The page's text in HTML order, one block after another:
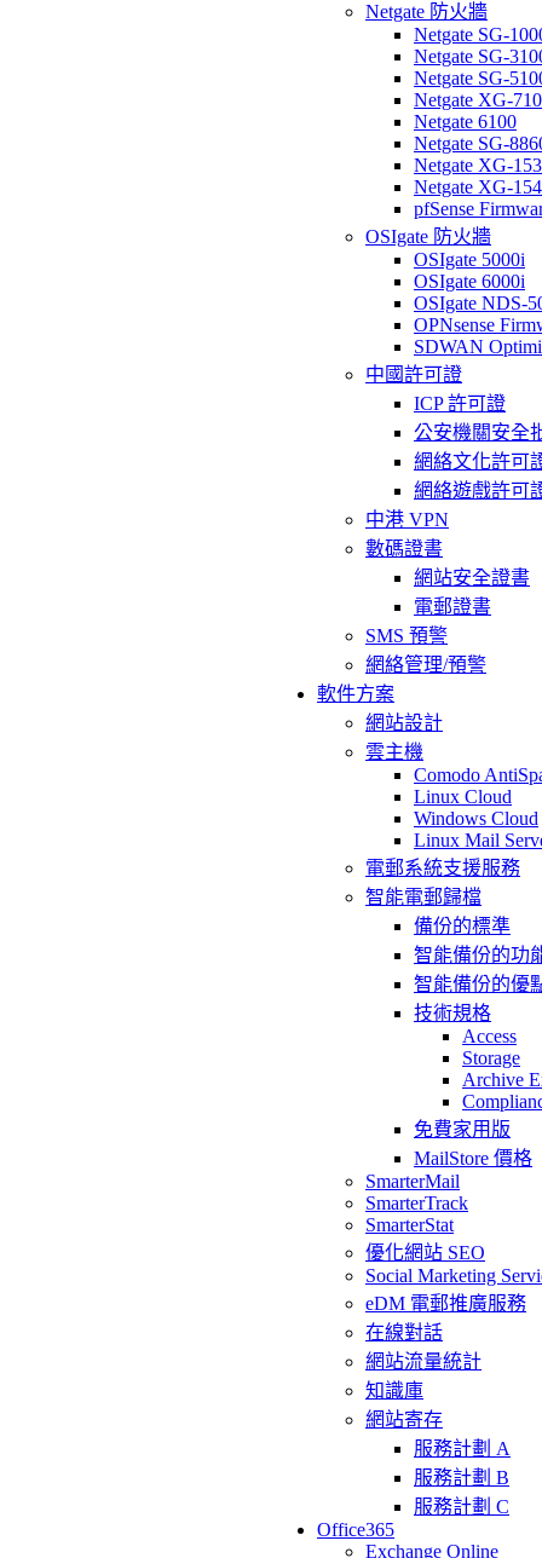
Netgate 防火牆
Netgate SG-
Netgate SG-
Netgate SG-
Netgate XG-
Netgate 6100
Netgate SG-
Netgate XG-
Netgate XG-
pfSense
OSIgate 防火牆
OSIgate 5000i
OSIgate 6000i
OSIgate NDS-
OPNsense
SDWAN
中國許可證
ICP 許可證
公安機關安全
網絡文化許可
網絡遊戲許可
中港 VPN
數碼證書
網站安全證書
電郵證書
SMS 預警
網絡管理/預警
軟件方案
網站設計
雲主機
Comodo
Linux Cloud
Windows Cloud
Linux Mail
電郵系統支援服務
智能電郵歸檔
備份的標準
智能備份的功
智能備份的優
技術規格
Access
Storage
Archive
免費家用版
MailStore 價格
SmarterMail
SmarterTrack
SmarterStat
優化網站 SEO
Social Marketing
eDM 電郵推廣服務
在線對話
網站流量統計
知識庫
網站寄存
服務計劃 A
服務計劃 B
服務計劃 C
Office365
Exchange Online